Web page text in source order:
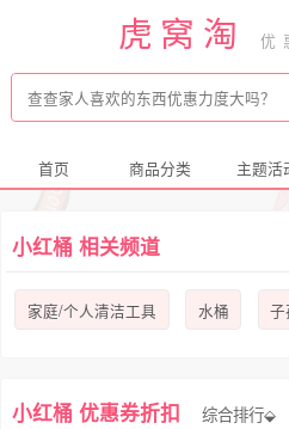
虎窝淘
首页 商品分类 主题活
小红桶 相关频道
家庭/个人清洁工具 水桶
小红桶 优惠券折扣 综合排行⬙